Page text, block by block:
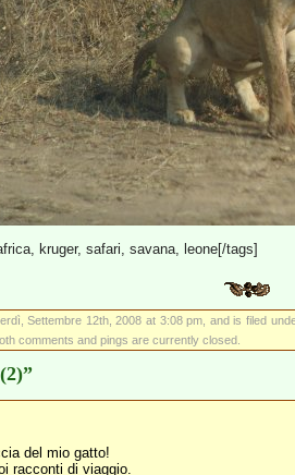
kruger, safari, savana, leone[/tags]
Settembre 12th, 2008 at 3:08 pm, and is filed
comments and pings are currently closed.
del mio gatto!
racconti di viaggio.